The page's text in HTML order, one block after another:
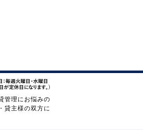
管理にお悩みの
貸主様の双方に